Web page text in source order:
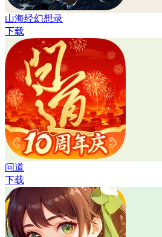
山海经幻想录
下载
问道
下载